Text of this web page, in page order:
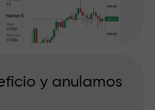
y anulamos